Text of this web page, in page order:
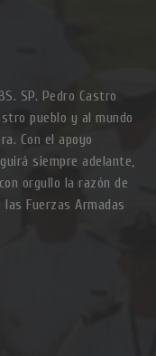
SP. Pedro Castro
pueblo y al mundo
Con el apoyo
siempre adelante,
orgullo la razón de
Fuerzas Armadas